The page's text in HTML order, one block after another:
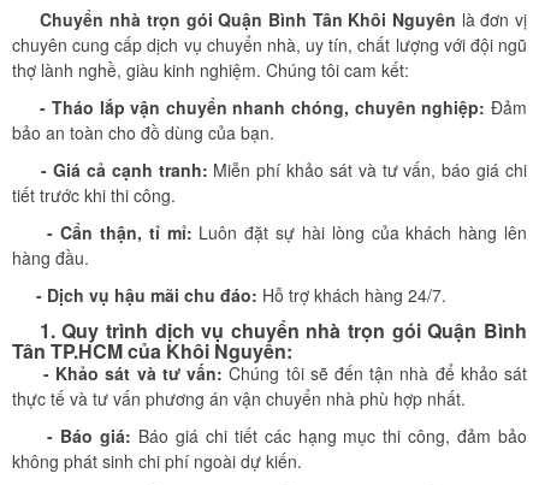
Chuyển nhà trọn gói Quận Bình Tân Khôi Nguyên là đơn vị
chuyên cung cấp dịch vụ chuyển nhà, uy tín, chất lượng với đội ngũ
thợ lành nghề, giàu kinh nghiệm. Chúng tôi cam kết:
- Tháo lắp vận chuyển nhanh chóng, chuyên nghiệp: Đảm
bảo an toàn cho đồ dùng của bạn.
- Giá cả cạnh tranh: Miễn phí khảo sát và tư vấn, báo giá chi
tiết trước khi thi công.
- Cẩn thận, tỉ mỉ: Luôn đặt sự hài lòng của khách hàng lên
hàng đầu.
- Dịch vụ hậu mãi chu đáo: Hỗ trợ khách hàng 24/7.
1. Quy trình dịch vụ chuyển nhà trọn gói Quận Bình
Tân TP.HCM của Khôi Nguyên:
- Khảo sát và tư vấn: Chúng tôi sẽ đến tận nhà để khảo sát
thực tế và tư vấn phương án vận chuyển nhà phù hợp nhất.
- Báo giá: Báo giá chi tiết các hạng mục thi công, đảm bảo
không phát sinh chi phí ngoài dự kiến.